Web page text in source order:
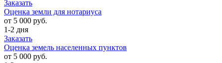
Заказать
Оценка земли для нотариуса
от 5 000 руб.
1-2 дня
Заказать
Оценка земель населенных пунктов
от 5 000 руб.